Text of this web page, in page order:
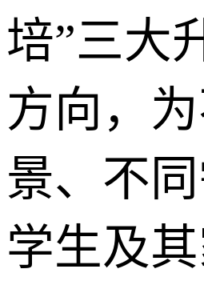
培”三大
方向，
景、不
学生及